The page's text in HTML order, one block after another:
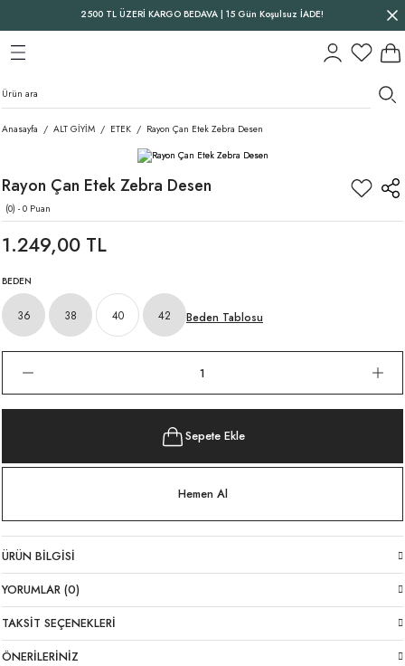
2500 TL ÜZERİ KARGO BEDAVA | 15 Gün Koşulsuz İADE!
Geri Dön
Geri Dön
Geri Dön
Anasayfa ALT GİYİM ETEK Rayon Çan Etek Zebra Desen
Rayon Çan Etek Zebra Desen
(0) - 0 Puan
1.249,00 TL
BEDEN
36 38 40 42 Beden Tablosu
Sepete Ekle
Hemen Al
ÜRÜN BILGISI
YORUMLAR (0)
TAKSIT SEÇENEKLERI
ÖNERILERINIZ